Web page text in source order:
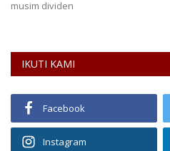
musim dividen
IKUTI KAMI
Facebook
Instagram